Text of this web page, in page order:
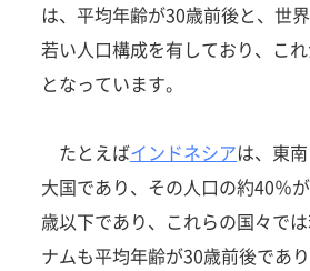
は、平均年齢が30歳前後と、世
若い人口構成を有しており、こ
となっています。
たとえばインドネシアは、東
大国であり、その人口の約40％
歳以下であり、これらの国々で
ナムも平均年齢が30歳前後であ